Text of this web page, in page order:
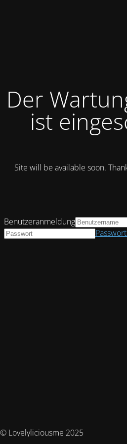
Der
ist
Site will be available soon.
© Lovelyliciousme 2025
Benutzeranmeldung